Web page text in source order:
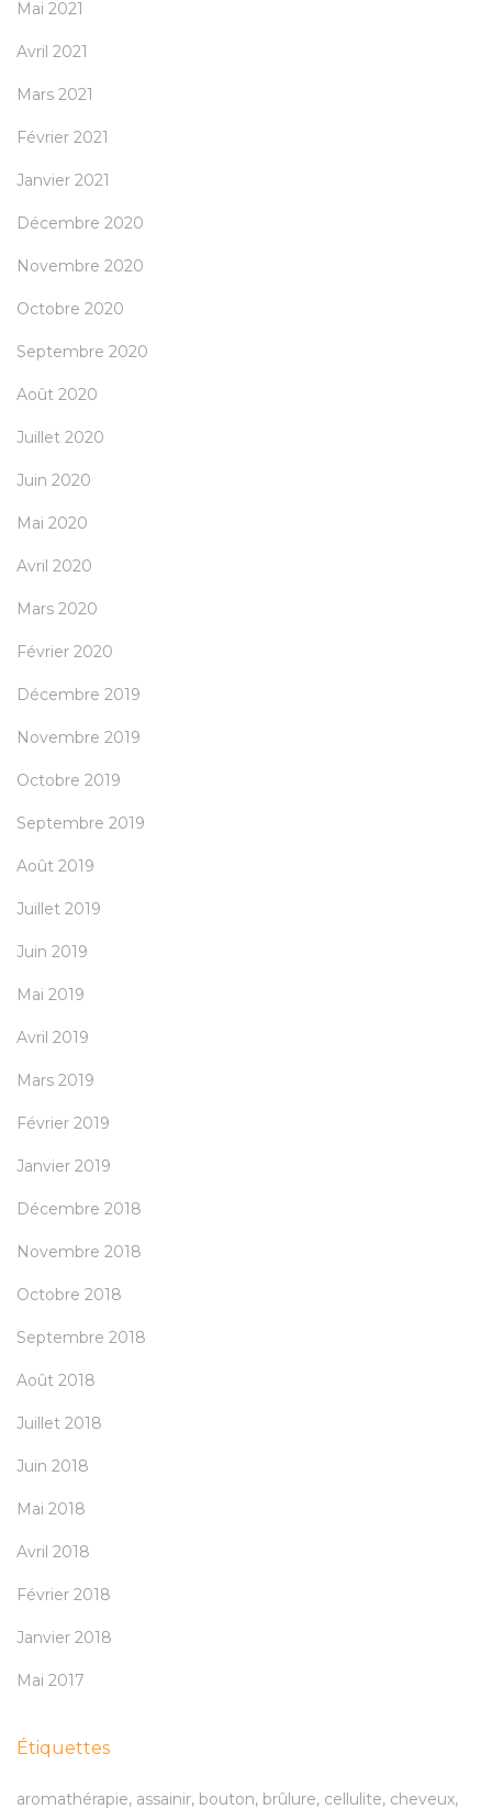
Mai 2021
Avril 2021
Mars 2021
Février 2021
Janvier 2021
Décembre 2020
Novembre 2020
Octobre 2020
Septembre 2020
Août 2020
Juillet 2020
Juin 2020
Mai 2020
Avril 2020
Mars 2020
Février 2020
Décembre 2019
Novembre 2019
Octobre 2019
Septembre 2019
Août 2019
Juillet 2019
Juin 2019
Mai 2019
Avril 2019
Mars 2019
Février 2019
Janvier 2019
Décembre 2018
Novembre 2018
Octobre 2018
Septembre 2018
Août 2018
Juillet 2018
Juin 2018
Mai 2018
Avril 2018
Février 2018
Janvier 2018
Mai 2017
Étiquettes
aromathérapie assainir bouton brûlure cellulite cheveux